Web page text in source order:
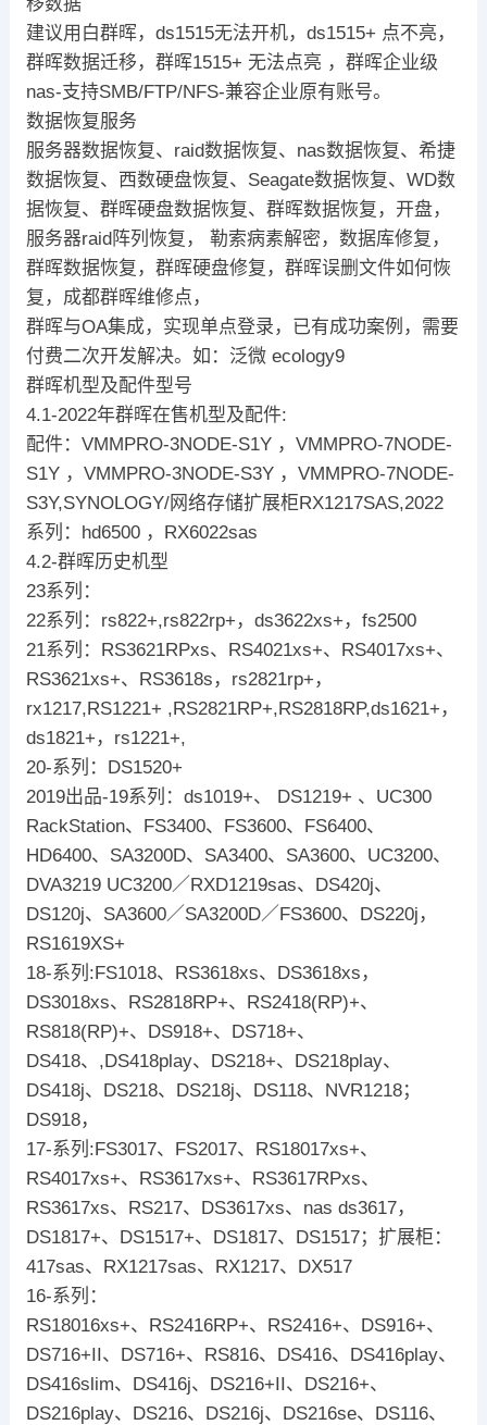
建议用白群晖，ds1515无法开机，ds1515+ 点不亮，
群晖数据迁移，群晖1515+ 无法点亮 ，群晖企业级
nas-支持SMB/FTP/NFS-兼容企业原有账号。
数据恢复服务
服务器数据恢复、raid数据恢复、nas数据恢复、希捷
数据恢复、西数硬盘恢复、Seagate数据恢复、WD数
据恢复、群晖硬盘数据恢复、群晖数据恢复，开盘，
服务器raid阵列恢复， 勒索病素解密，数据库修复，
群晖数据恢复，群晖硬盘修复，群晖误删文件如何恢
复，成都群晖维修点，
群晖与OA集成，实现单点登录，已有成功案例，需要
付费二次开发解决。如：泛微 ecology9
群晖机型及配件型号
4.1-2022年群晖在售机型及配件:
配件：VMMPRO-3NODE-S1Y ，VMMPRO-7NODE-
S1Y ，VMMPRO-3NODE-S3Y ，VMMPRO-7NODE-
S3Y,SYNOLOGY/网络存储扩展柜RX1217SAS,2022
系列：hd6500 ，RX6022sas
4.2-群晖历史机型
23系列：
22系列：rs822+,rs822rp+，ds3622xs+，fs2500
21系列：RS3621RPxs、RS4021xs+、RS4017xs+、
RS3621xs+、RS3618s，rs2821rp+，
rx1217,RS1221+ ,RS2821RP+,RS2818RP,ds1621+，
ds1821+，rs1221+,
20-系列：DS1520+
2019出品-19系列：ds1019+、 DS1219+ 、UC300
RackStation、FS3400、FS3600、FS6400、
HD6400、SA3200D、SA3400、SA3600、UC3200、
DVA3219 UC3200／RXD1219sas、DS420j、
DS120j、SA3600／SA3200D／FS3600、DS220j，
RS1619XS+
18-系列:FS1018、RS3618xs、DS3618xs，
DS3018xs、RS2818RP+、RS2418(RP)+、
RS818(RP)+、DS918+、DS718+、
DS418、,DS418play、DS218+、DS218play、
DS418j、DS218、DS218j、DS118、NVR1218；
DS918，
17-系列:FS3017、FS2017、RS18017xs+、
RS4017xs+、RS3617xs+、RS3617RPxs、
RS3617xs、RS217、DS3617xs、nas ds3617，
DS1817+、DS1517+、DS1817、DS1517；扩展柜：
417sas、RX1217sas、RX1217、DX517
16-系列：
RS18016xs+、RS2416RP+、RS2416+、DS916+、
DS716+II、DS716+、RS816、DS416、DS416play、
DS416slim、DS416j、DS216+II、DS216+、
DS216play、DS216、DS216j、DS216se、DS116、